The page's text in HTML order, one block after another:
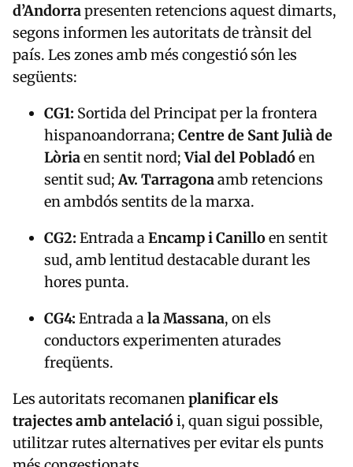
d’Andorrapresenten retencions aquest dimarts,
segons informen les autoritats de trànsit del
país. Les zones amb més congestió són les
següents:
CG1: Sortida del Principat per la frontera
hispanoandorrana; Centre de Sant Julià de
Lòriaen sentit nord;Vial del Pobladóen
sentit sud;Av. Tarragonaamb retencions
en ambdós sentits de la marxa.
CG2: Entrada aEncamp i Canilloen sentit
sud, amb lentitud destacable durant les
hores punta.
CG4: Entrada ala Massana, on els
conductors experimenten aturades
freqüents.
Les autoritats recomanenplanificar els
trajectes amb antelaciói, quan sigui possible,
utilitzar rutes alternatives per evitar els punts